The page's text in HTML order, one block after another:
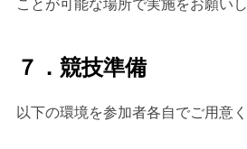
ことが可能な場所で実施をお願いし
７．競技準備
以下の環境を参加者各自でご用意く